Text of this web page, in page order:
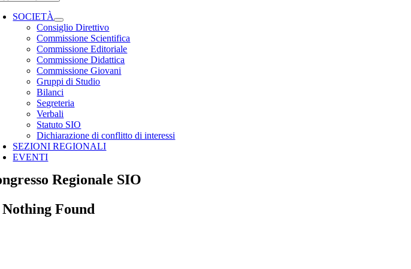
SOCIETÀ
Consiglio Direttivo
Commissione Scientifica
Commissione Editoriale
Commissione Didattica
Commissione Giovani
Gruppi di Studio
Bilanci
Segreteria
Verbali
Statuto SIO
Dichiarazione di conflitto di interessi
SEZIONI REGIONALI
EVENTI
Regionale SIO
Nothing Found